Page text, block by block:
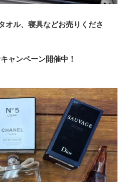
オル、寝具などお売りくださ
ャンペーン開催中！